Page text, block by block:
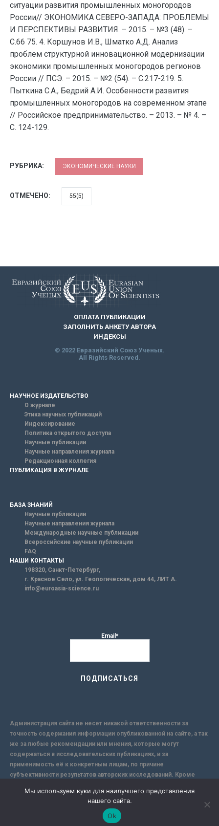
ситуации развития промышленных моногородов
России// ЭКОНОМИКА СЕВЕРО-ЗАПАДА: ПРОБЛЕМЫ
И ПЕРСПЕКТИВЫ РАЗВИТИЯ. – 2015. – №3 (48). –
С.66 75. 4. Коршунов И.В., Шматко А.Д. Анализ
проблем структурной инновационной модернизации
экономики промышленных моногородов регионов
России // ПСЭ. – 2015. – №2 (54). – С.217-219. 5.
Пыткина С.А., Бедрий А.И. Особенности развития
промышленных моногородов на современном этапе
// Российское предпринимательство. – 2013. – № 4. –
С. 124-129.
РУБРИКА: ЭКОНОМИЧЕСКИЕ НАУКИ
ОТМЕЧЕНО: 55(5)
ОПЛАТА ПУБЛИКАЦИИ
ЗАПОЛНИТЬ АНКЕТУ АВТОРА
ИНДЕКСЫ
© 2022 Евразийский Союз Ученых.
All Rights Reserved.
НАУЧНОЕ ИЗДАТЕЛЬСТВО
О журнале
Этика научных публикаций
Индексирование
Политика открытого доступа
Научные публикации
Научные направления журнала
Редакционная коллегия
ПУБЛИКАЦИЯ В ЖУРНАЛЕ
БАЗА ЗНАНИЙ
Научные публикации
Научные направления журнала
Международные научные публикации
Всероссийские научные публикации
FAQ
НАШИ КОНТАКТЫ
198320, Санкт-Петербург,
г. Красное Село, ул. Геологическая, дом 44, ЛИТ А.
info@euroasia-science.ru
Email*
Администрация сайта не несет никакой ответственности за
точность содержания информации опубликованной на сайте, а так
же за любые рекомендации или мнения, которые могут
содержаться в исследовательских публикациях, и за
применимость её к конкретным лицам, по причине
субъективности результатов авторских исследований. Кроме
надежной защиты информации, Сайт не несет ответственности за
Мы используем куки для наилучшего представления
нашего сайта.
Ok